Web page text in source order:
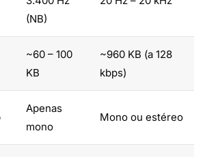
(NB)
~60 – 100
KB
~960 KB (a 128
kbps)
Apenas
mono
Mono ou estéreo